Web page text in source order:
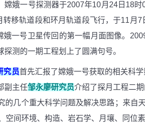
嫦娥一号探测器于2007年10月 24日 18时
移轨道段和环月轨道段飞行，于11 月 7
一号卫星传回的第一幅月面图像。
测的一期工程划上了圆满句号。
究员首先汇报了嫦娥一号获取的相关科
副主任邹永廖研究员介绍了探月工程二
的几个重大科学问题及解决思路；来自
间环境、构造、岩石学、月壤、同位